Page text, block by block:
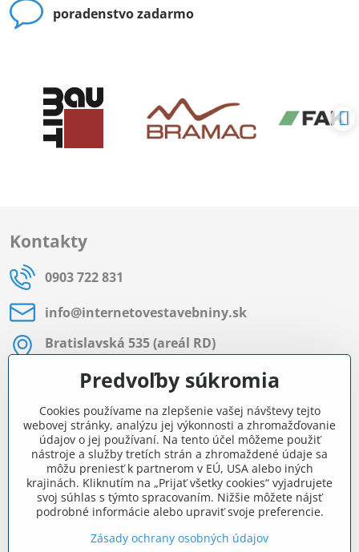
poradenstvo zadarmo
Kontakty
0903 722 831
info​@internetovestavebniny​.sk
Bratislavská 535 (areál RD)
Most pri Bratislave
Pon - Pia 8:00 - 11:30 a 12:15 - 15:30
Facebook
Navigácia
Všetko o nákupe
Predvoľby súkromia
Cookies používame na zlepšenie vašej návštevy tejto
webovej stránky, analýzu jej výkonnosti a zhromažďovanie
údajov o jej používaní. Na tento účel môžeme použiť
nástroje a služby tretích strán a zhromaždené údaje sa
môžu preniesť k partnerom v EÚ, USA alebo iných
krajinách. Kliknutím na „Prijať všetky cookies“ vyjadrujete
svoj súhlas s týmto spracovaním. Nižšie môžete nájsť
podrobné informácie alebo upraviť svoje preferencie.
Zásady ochrany osobných údajov